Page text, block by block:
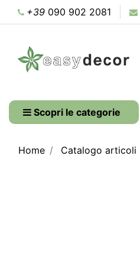
+39 090 902 2081
Scopri le categorie
Home Catalogo articoli